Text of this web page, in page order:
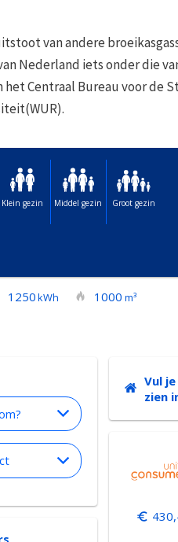
van andere
Nederland iets onder die
Centraal Bureau voor de
Klein gezin Middel gezin Groot gezin
1250kWh 1000 m³
Vul
zien